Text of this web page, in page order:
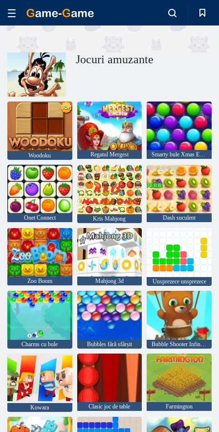
Jocuri amuzante
Woodoku Regatul Mergest Smarty bule Xmas Edition
Onet Connect Kris Mahjong Dash suculent
Zoo Boom Mahjong 3d Unsprezece unsprezece
Charms cu bule Bubbles fără sfârșit Bubble Shooter Infinitului
Kowara Clasic joc de table Farmington